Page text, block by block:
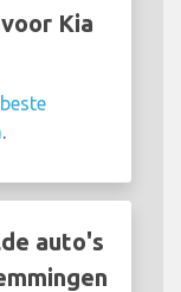
Kia
beste
auto's